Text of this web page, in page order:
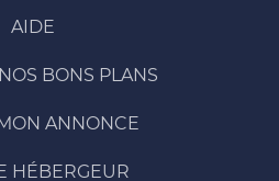
AIDE
BONS PLANS
ANNONCE
HÉBERGEUR